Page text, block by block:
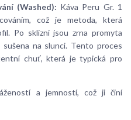
(Washed): Káva Peru Gr. 1
což je metoda, která
Po sklizni jsou zrna promyta
na slunci. Tento proces
chuť, která je typická pro
a jemností, což ji činí